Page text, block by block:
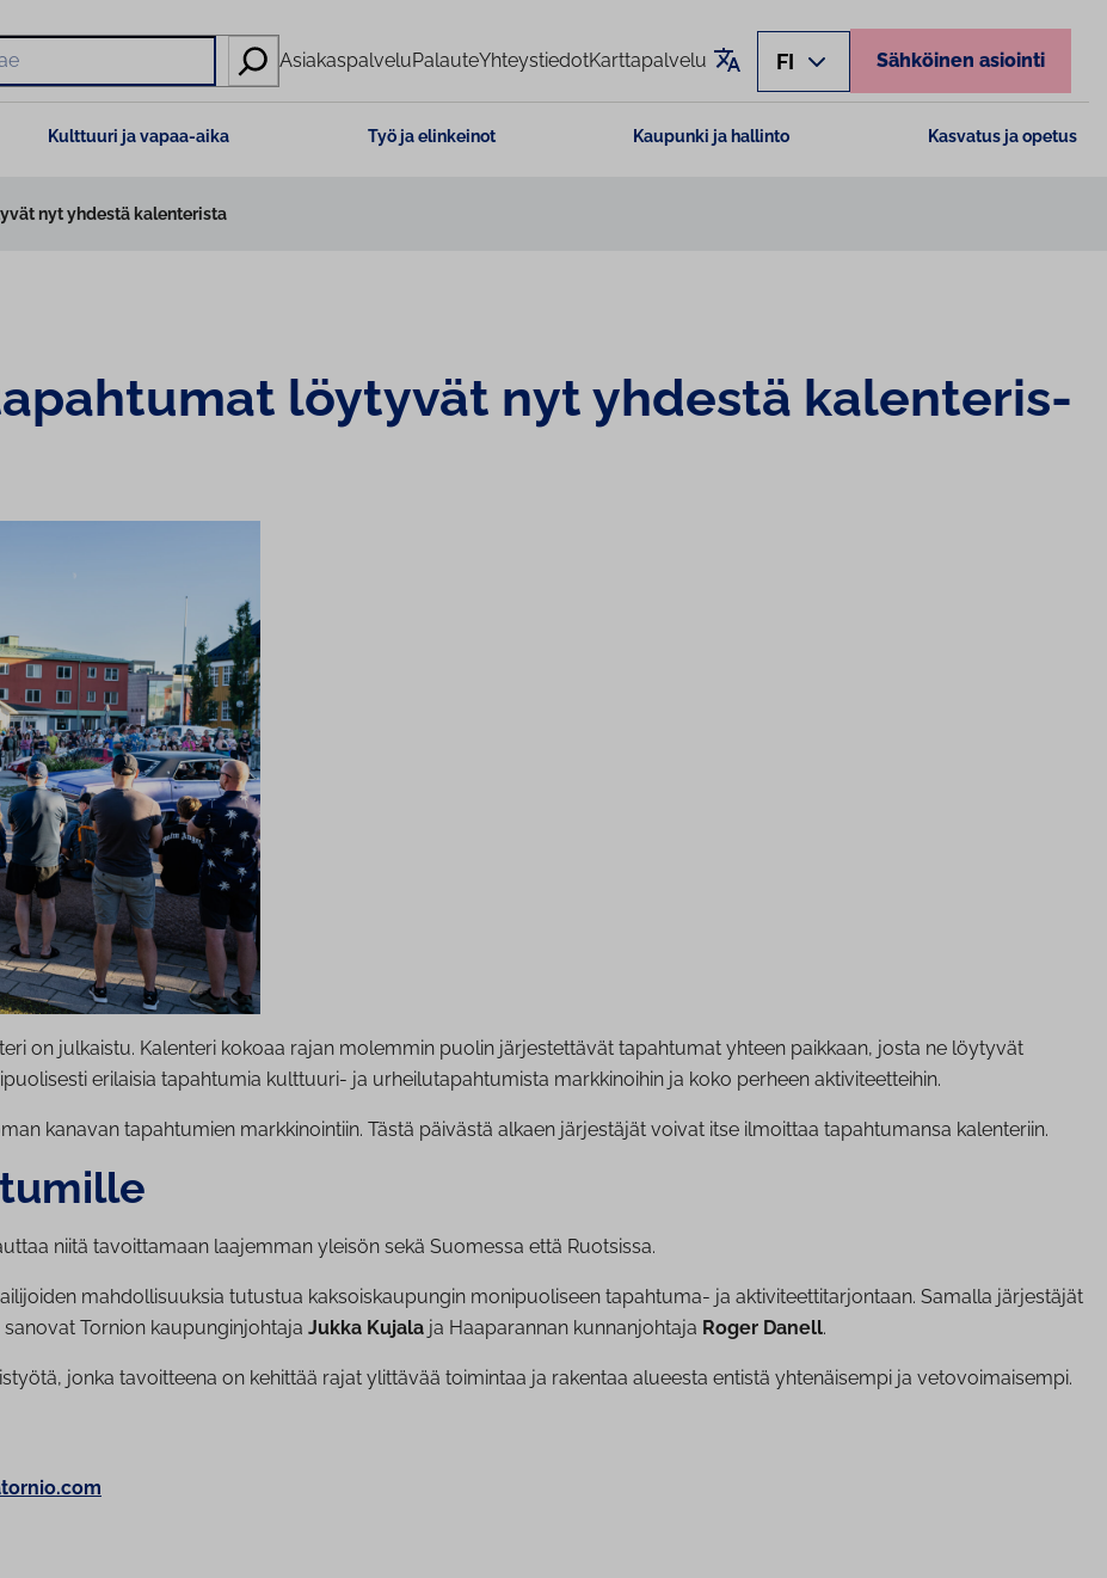
AsiakaspalveluPalauteYhteystiedotKarttapalvelu Käännä sivu
FI Sähköinen asiointi
Kulttuuri ja vapaa-aika Työ ja elinkeinot Kaupunki ja hallinto Kasvatus ja opetus
nyt yhdestä kalenterista
löytyvät nyt yhdestä ka­len­te­ris­
on julkaistu. Kalenteri kokoaa rajan molemmin puolin järjestettävät tapahtumat yhteen paikkaan, josta ne löytyvät
erilaisia tapahtumia kulttuuri- ja urheilutapahtumista markkinoihin ja koko perheen aktiviteetteihin.
kanavan tapahtumien markkinointiin. Tästä päivästä alkaen järjestäjät voivat itse ilmoittaa tapahtumansa kalenteriin.
niitä tavoittamaan laajemman yleisön sekä Suomessa että Ruotsissa.
mahdollisuuksia tutustua kaksoiskaupungin monipuoliseen tapahtuma- ja aktiviteettitarjontaan. Samalla järjestäjät
Tornion kaupunginjohtaja Jukka Kujala ja Haaparannan kunnanjohtaja Roger Danell.
jonka tavoitteena on kehittää rajat ylittävää toimintaa ja rakentaa alueesta entistä yhtenäisempi ja vetovoimaisempi.